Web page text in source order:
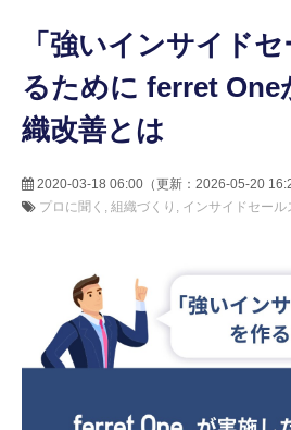
料金プラン
セミナー
「強いインサイド
るために ferret One
織改善とは
2020-03-18 06:00 （更新： 2026-05-20
プロに聞く
組織づくり インサイドセール